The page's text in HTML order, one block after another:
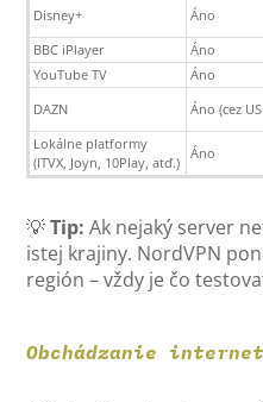
Disney+
Áno
BBC iPlayer
Áno
YouTube TV
Áno
DAZN
Áno (cez
Lokálne platformy
(ITVX, Joyn, 10Play, atď.)
Áno
💡Tip: Ak nejaký server
istej krajiny. NordVPN
región – vždy je čo
Obchádzanie